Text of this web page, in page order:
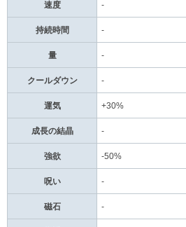
速度 -
持続時間 -
量 -
クールダウン -
運気 +30%
成長の結晶 -
強欲 -50%
呪い -
磁石 -